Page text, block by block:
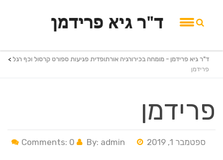
ד"ר גיא פרידמן - מומחה בכירורגיה אורתופדית פגיעות ספורט קרסול וכף רגל >
פרידמן
פרידמן
ספטמבר 1, 2019 By: admin
Comments: 0